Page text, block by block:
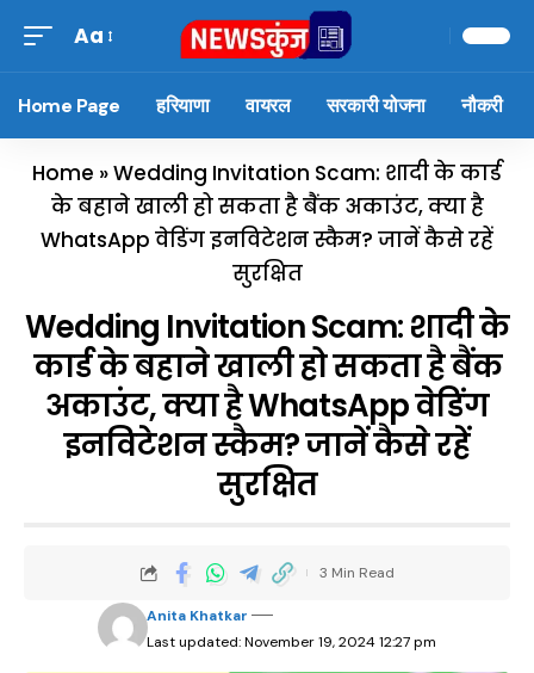
Aa
Home Page हरियाणा वायरल सरकारी योजना नौकरी
Home »Wedding Invitation Scam: शादी के कार्ड
के बहाने खाली हो सकता है बैंक अकाउंट, क्या है
WhatsApp वेडिंग इनविटेशन स्कैम? जानें कैसे रहें
सुरक्षित
Wedding Invitation Scam: शादी के
कार्ड के बहाने खाली हो सकता है बैंक
अकाउंट, क्या है WhatsApp वेडिंग
इनविटेशन स्कैम? जानें कैसे रहें
सुरक्षित
Last updated: November 19, 2024 12:27 pm
Anita Khatkar
3 Min Read